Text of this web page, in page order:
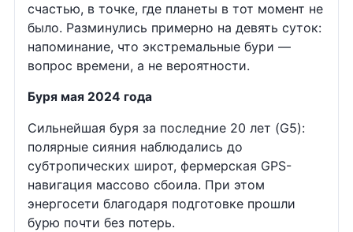
счастью, в точке, где планеты в тот момент не
было. Разминулись примерно на девять суток:
напоминание, что экстремальные бури —
вопрос времени, а не вероятности.
Буря мая 2024 года
Сильнейшая буря за последние 20 лет (G5):
полярные сияния наблюдались до
субтропических широт, фермерская GPS-
навигация массово сбоила. При этом
энергосети благодаря подготовке прошли
бурю почти без потерь.